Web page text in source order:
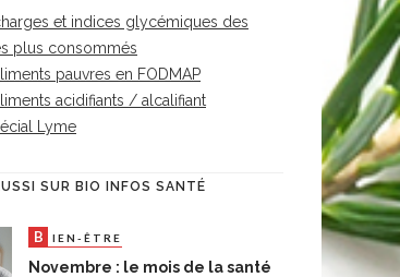
et indices glycémiques des
plus consommés
pauvres en FODMAP
acidifiants / alcalifiant
Lyme
SUR BIO INFOS SANTÉ
B IEN-ÊTRE
Novembre : le mois de la santé